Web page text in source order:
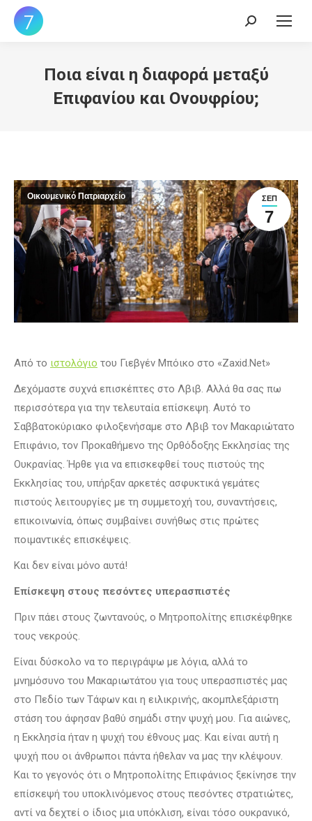
Search:
Ποια είναι η διαφορά μεταξύ
Επιφανίου και Ονουφρίου;
ΣΕΠ
7
Οικουμενικό Πατριαρχείο
Από το ιστολόγιο του Γιεβγέν Μπόικο στο «Zaxid.Net»
Δεχόμαστε συχνά επισκέπτες στο Λβιβ. Αλλά θα σας πω
περισσότερα για την τελευταία επίσκεψη. Αυτό το
Σαββατοκύριακο φιλοξενήσαμε στο Λβιβ τον Μακαριώτατο
Επιφάνιο, τον Προκαθήμενο της Ορθόδοξης Εκκλησίας της
Ουκρανίας. Ήρθε για να επισκεφθεί τους πιστούς της
Εκκλησίας του, υπήρξαν αρκετές ασφυκτικά γεμάτες
πιστούς λειτουργίες με τη συμμετοχή του, συναντήσεις,
επικοινωνία, όπως συμβαίνει συνήθως στις πρώτες
ποιμαντικές επισκέψεις.
Και δεν είναι μόνο αυτά!
Επίσκεψη στους πεσόντες υπερασπιστές
Πριν πάει στους ζωντανούς, ο Μητροπολίτης επισκέφθηκε
τους νεκρούς.
Είναι δύσκολο να το περιγράψω με λόγια, αλλά το
μνημόσυνο του Μακαριωτάτου για τους υπερασπιστές μας
στο Πεδίο των Τάφων και η ειλικρινής, ακομπλεξάριστη
στάση του άφησαν βαθύ σημάδι στην ψυχή μου. Για αιώνες,
η Εκκλησία ήταν η ψυχή του έθνους μας. Και είναι αυτή η
ψυχή που οι άνθρωποι πάντα ήθελαν να μας την κλέψουν.
Και το γεγονός ότι ο Μητροπολίτης Επιφάνιος ξεκίνησε την
επίσκεψή του υποκλινόμενος στους πεσόντες στρατιώτες,
αντί να δεχτεί ο ίδιος μια υπόκλιση, είναι τόσο ουκρανικό,